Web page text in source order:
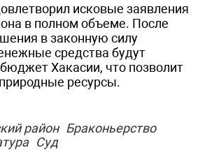
исковые заявления
в полном объеме. После
в законную силу
средства будут
Хакасии, что позволит
ресурсы.
район Браконьерство
Суд